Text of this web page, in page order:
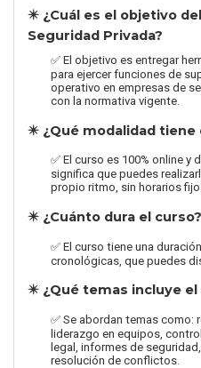
✴️ ¿Cuál es el objetivo
Seguridad Privada?
✅ El objetivo es entregar
para ejercer funciones de
operativo en empresas de
con la normativa vigente.
✴️ ¿Qué modalidad tiene
✅ El curso es 100% online
significa que puedes
propio ritmo, sin horarios
✴️ ¿Cuánto dura el curso?
✅ El curso tiene una
cronológicas, que puedes
✴️ ¿Qué temas incluye el
✅ Se abordan temas como:
liderazgo en equipos,
legal, informes de
resolución de conflictos.